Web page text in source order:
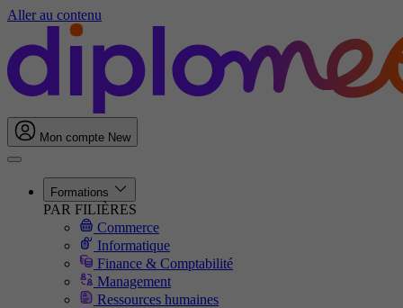
Aller au contenu
Mon compte New
Formations
PAR FILIÈRES
Commerce
Informatique
Finance & Comptabilité
Management
Ressources humaines